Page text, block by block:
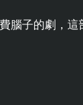
腦子的劇，這